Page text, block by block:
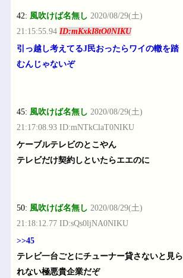
42: 風吹けば名無し 2020/08/29(土)
21:15:55.94ID:mKxkI8tO0NIKU
引っ越し考えてるJ民おったらワイの轍を踏
むんじゃないぞ
45: 風吹けば名無し 2020/08/29(土)
21:17:08.93 ID:mNTkClaT0NIKU
ケーブルテレビのとこやん
テレビだけ契約しといたらエエのに
50: 風吹けば名無し 2020/08/29(土)
21:18:12.77 ID:sQs0ljNA0NIKU
>>45
テレビ一台ごとにチューナー貸さないと見ら
れない極悪貴企業だぞ